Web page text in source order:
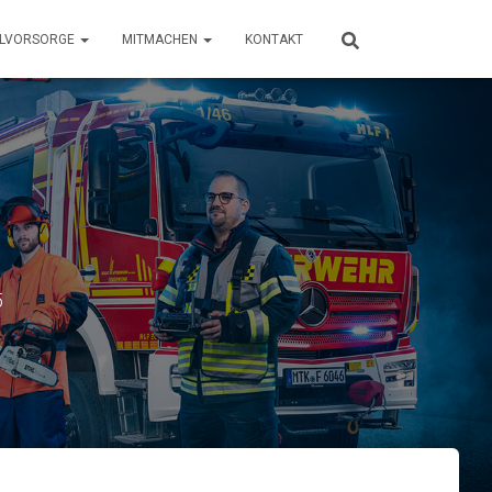
MITMACHEN KONTAKT